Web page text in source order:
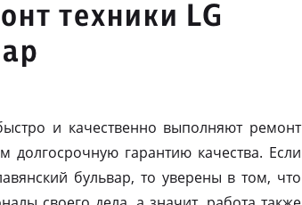
техники LG
и качественно выполняют ремонт
долгосрочную гарантию качества. Если
бульвар, то уверены в том, что